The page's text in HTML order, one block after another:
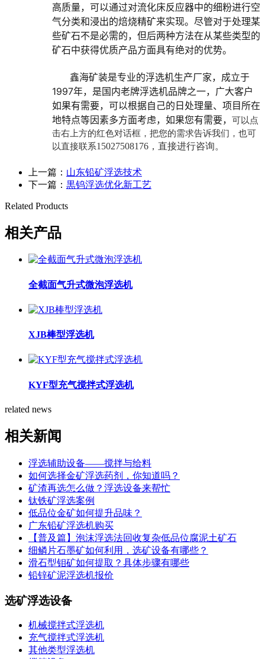
高质量，可以通过对流化床反应器中的细粉进行空
气分类和浸出的焙烧精矿来实现。尽管对于处理某
些矿石不是必需的，但后两种方法在从某些类型的
矿石中获得优质产品方面具有绝对的优势。
鑫海矿装是专业的浮选机生产厂家，成立于
1997年，是国内老牌浮选机品牌之一，广大客户
如果有需要，可以根据自己的日处理量、项目所在
地特点等因素多方面考虑，如果您有需要， 可以点
击右上方的红色对话框，把您的需求告诉我们，也可
以直接联系15027508176，直接进行咨询。
上一篇： 山东铅矿浮选技术
下一篇： 黒钨浮选优化新工艺
Related Products
相关产品
全截面气升式微泡浮选机
XJB棒型浮选机
KYF型充气搅拌式浮选机
related news
相关新闻
浮选辅助设备——搅拌与给料
如何选择金矿浮选药剂，你知道吗？
矿渣再选怎么做？浮选设备来帮忙
钛铁矿浮选案例
低品位金矿如何提升品味？
广东铅矿浮选机购买
【普及篇】泡沫浮选法回收复杂低品位腐泥土矿石
细鳞片石墨矿如何利用，选矿设备有哪些？
滑石型钼矿如何提取？具体步骤有哪些
铅锌矿泥浮选机报价
选矿浮选设备
机械搅拌式浮选机
充气搅拌式浮选机
其他类型浮选机